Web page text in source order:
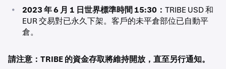
• 2023 年 6 月 1 日世界標準時間 15:30： TRIBE USD 和
EUR 交易對已永久下架。客戶的未平倉部位已自動平
倉。
請注意：TRIBE 的資金存取將維持開放，直至另行通知。